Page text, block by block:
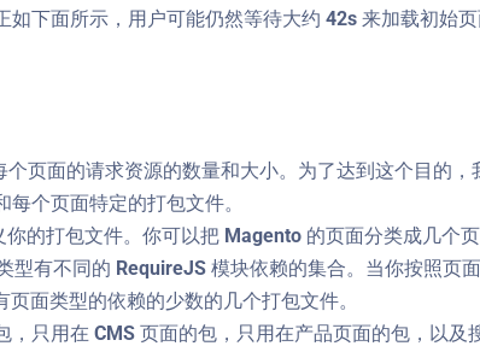
下面所示，用户可能仍然等待大约 42s 来加载初始页
面的请求资源的数量和大小。为了达到这个目的，
个页面特定的打包文件。
打包文件。你可以把 Magento 的页面分类成几个
型有不同的 RequireJS 模块依赖的集合。当你按照页
面类型的依赖的少数的几个打包文件。
只用在 CMS 页面的包，只用在产品页面的包，以及